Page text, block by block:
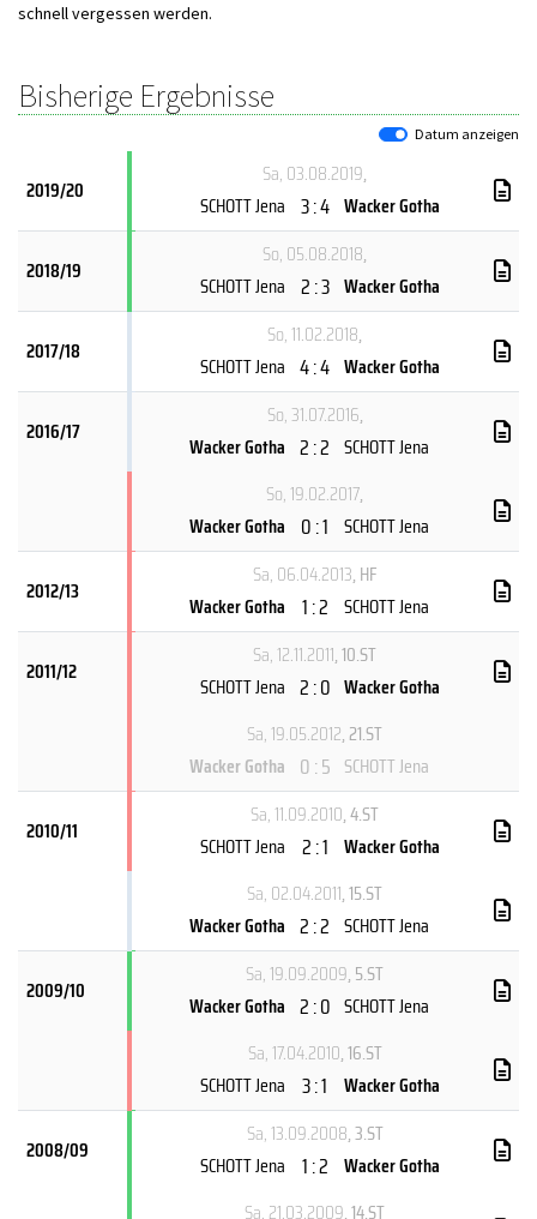
schnell vergessen werden.
Bisherige Ergebnisse
Datum anzeigen
2019/20
Sa, 03.08.2019,
SCHOTT Jena 3 : 4 Wacker Gotha
2018/19
So, 05.08.2018,
SCHOTT Jena 2 : 3 Wacker Gotha
2017/18
So, 11.02.2018,
SCHOTT Jena 4 : 4 Wacker Gotha
2016/17
So, 31.07.2016,
Wacker Gotha 2 : 2 SCHOTT Jena
So, 19.02.2017,
Wacker Gotha 0 : 1 SCHOTT Jena
2012/13
Sa, 06.04.2013, HF
Wacker Gotha 1 : 2 SCHOTT Jena
2011/12
Sa, 12.11.2011, 10.ST
SCHOTT Jena 2 : 0 Wacker Gotha
Sa, 19.05.2012, 21.ST
Wacker Gotha 0 : 5 SCHOTT Jena
2010/11
Sa, 11.09.2010, 4.ST
SCHOTT Jena 2 : 1 Wacker Gotha
Sa, 02.04.2011, 15.ST
Wacker Gotha 2 : 2 SCHOTT Jena
2009/10
Sa, 19.09.2009, 5.ST
Wacker Gotha 2 : 0 SCHOTT Jena
Sa, 17.04.2010, 16.ST
SCHOTT Jena 3 : 1 Wacker Gotha
2008/09
Sa, 13.09.2008, 3.ST
SCHOTT Jena 1 : 2 Wacker Gotha
Sa, 21.03.2009, 14.ST